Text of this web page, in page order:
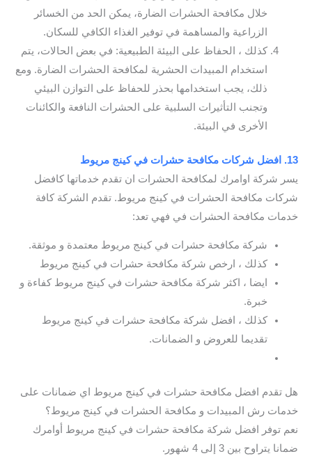
خلال مكافحة الحشرات الضارة، يمكن الحد من الخسائر
الزراعية والمساهمة في توفير الغذاء الكافي للسكان.
كذلك ، الحفاظ على البيئة الطبيعية: في بعض الحالات، يتم
استخدام المبيدات الحشرية لمكافحة الحشرات الضارة. ومع
ذلك، يجب استخدامها بحذر للحفاظ على التوازن البيئي
وتجنب التأثيرات السلبية على الحشرات النافعة والكائنات
الأخرى في البيئة.
13. افضل شركات مكافحة حشرات في كينج مريوط
يسر شركة اوامرك لمكافحة الحشرات ان تقدم خدماتها كافضل
شركات مكافحة الحشرات في كينج مريوط. تقدم الشركة كافة
خدمات مكافحة الحشرات في فهي تعد:
شركة مكافحة حشرات في كينج مريوط معتمدة و موثقة.
كذلك ، ارخص شركة مكافحة حشرات في كينج مريوط
ايضا ، اكثر شركة مكافحة حشرات في كينج مريوط كفاءة و
خبرة.
كذلك ، افضل شركة مكافحة حشرات في كينج مريوط
تقديما للعروض و الضمانات.
هل تقدم افضل مكافحة حشرات في كينج مريوط اي ضمانات على
خدمات رش المبيدات و مكافحة الحشرات في كينج مريوط؟
نعم توفر افضل شركة مكافحة حشرات في كينج مريوط أوامرك
ضمانا يتراوح بين 3 إلى 4 شهور.